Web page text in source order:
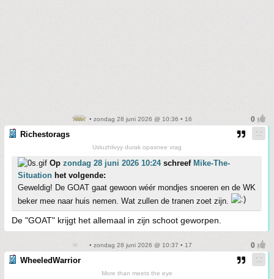
• zondag 28 juni 2026 @ 10:36 • 16
Richestorags
Usluzhlivyy durak opasnee vrag
Op zondag 28 juni 2026 10:24schreef Mike-The-
Situation het volgende:
Geweldig! De GOAT gaat gewoon wéér mondjes snoeren en de WK
beker mee naar huis nemen. Wat zullen de tranen zoet zijn.
De "GOAT" krijgt het allemaal in zijn schoot geworpen.
• zondag 28 juni 2026 @ 10:37 • 17
WheeledWarrior
More than meets the eye